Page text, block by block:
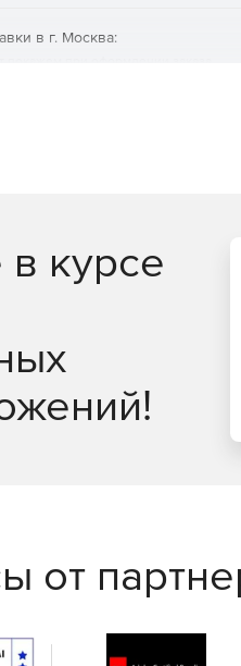
различных
в г. Москва:
в курсе
от